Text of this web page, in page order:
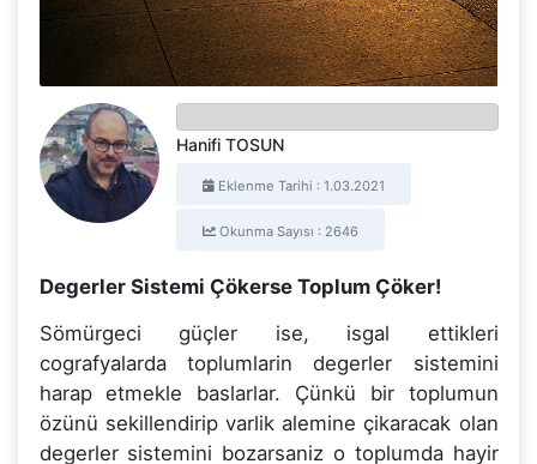
Hanifi TOSUN
Eklenme Tarihi : 1.03.2021
Okunma Sayısı : 2646
Degerler Sistemi Çökerse Toplum Çöker!
Sömürgeci güçler ise, isgal ettikleri
cografyalarda toplumlarin degerler sistemini
harap etmekle baslarlar. Çünkü bir toplumun
özünü sekillendirip varlik alemine çikaracak olan
degerler sistemini bozarsaniz o toplumda hayir